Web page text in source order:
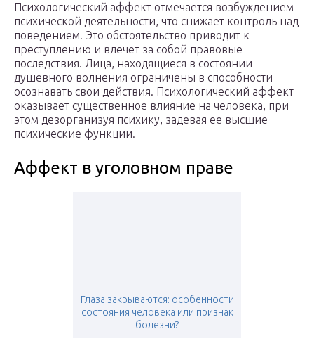
Психологический аффект отмечается возбуждением
психической деятельности, что снижает контроль над
поведением. Это обстоятельство приводит к
преступлению и влечет за собой правовые
последствия. Лица, находящиеся в состоянии
душевного волнения ограничены в способности
осознавать свои действия. Психологический аффект
оказывает существенное влияние на человека, при
этом дезорганизуя психику, задевая ее высшие
психические функции.
Аффект в уголовном праве
Глаза закрываются: особенности
состояния человека или признак
болезни?